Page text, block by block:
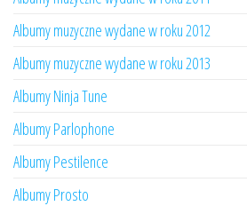
Albumy muzyczne wydane w roku 2012
Albumy muzyczne wydane w roku 2013
Albumy Ninja Tune
Albumy Parlophone
Albumy Pestilence
Albumy Prosto